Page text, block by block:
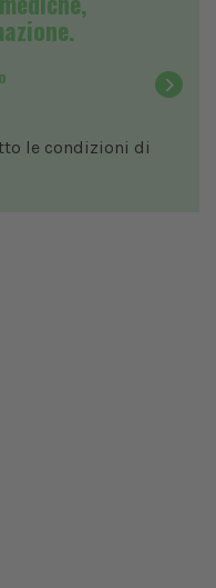
le condizioni di